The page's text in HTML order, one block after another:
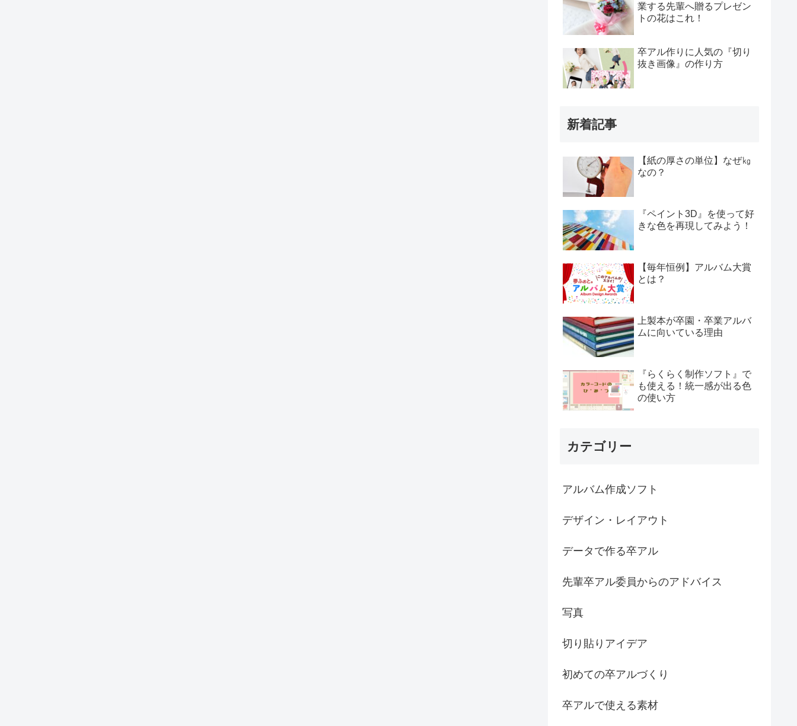
業する先輩へ贈るプレゼン
トの花はこれ！
卒アル作りに人気の『切り
抜き画像』の作り方
新着記事
【紙の厚さの単位】なぜ㎏
なの？
『ペイント3D』を使って好
きな色を再現してみよう！
【毎年恒例】アルバム大賞
とは？
上製本が卒園・卒業アルバ
ムに向いている理由
『らくらく制作ソフト』で
も使える！統一感が出る色
の使い方
カテゴリー
アルバム作成ソフト
デザイン・レイアウト
データで作る卒アル
先輩卒アル委員からのアドバイス
写真
切り貼りアイデア
初めての卒アルづくり
卒アルで使える素材